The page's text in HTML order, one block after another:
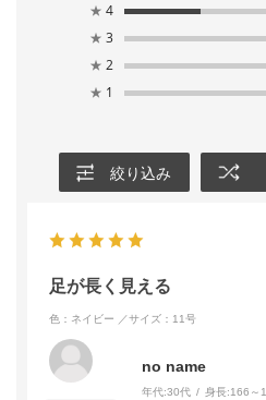
★ 4
★ 3
★ 2
★ 1
絞り込み
足が長く見える
色：ネイビー ／サイズ：11号
no name
年代:30代 身長:166～